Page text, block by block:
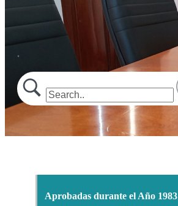
.
Aprobadas durante el Año 1983